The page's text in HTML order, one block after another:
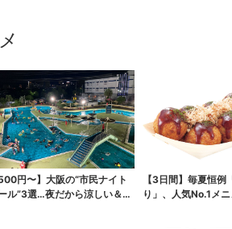
500円〜】大阪の“市民ナイト
ル”3選…夜だから涼しい＆コ
【3日間】毎夏恒例
り」、人気No.1メ